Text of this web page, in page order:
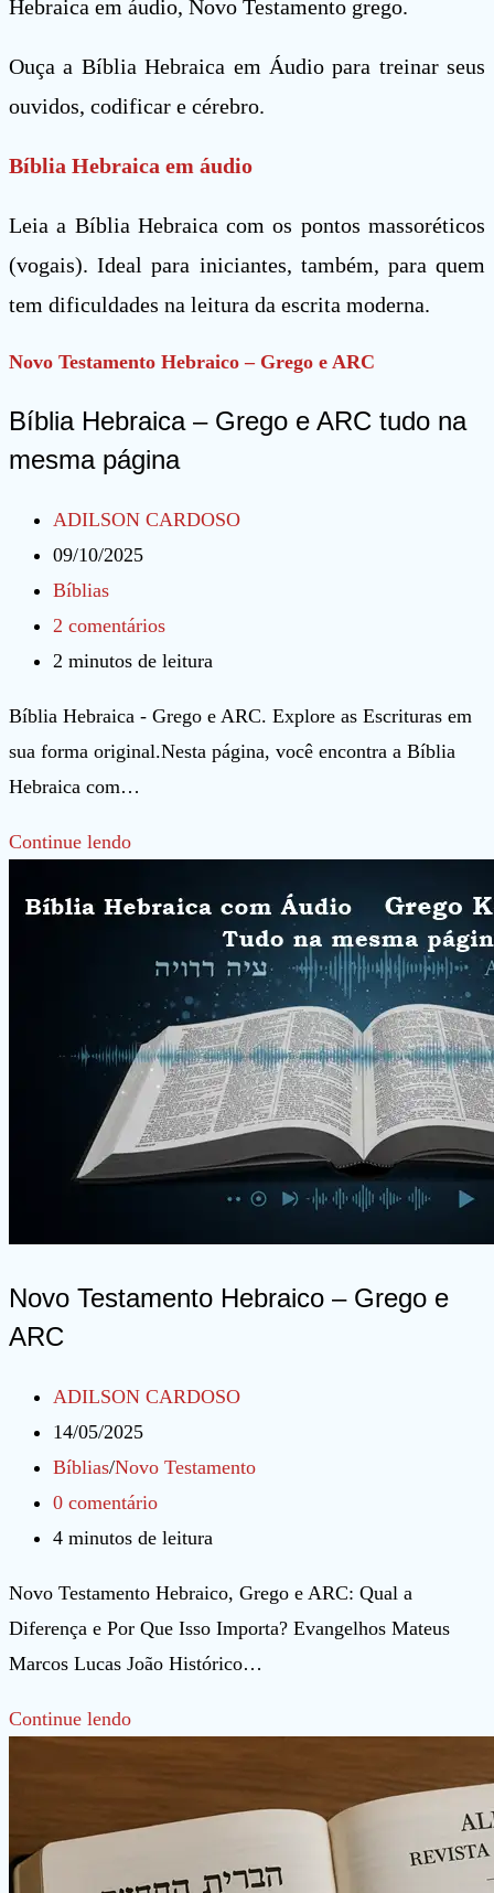
Hebraica em áudio, Novo Testamento grego.
Ouça a Bíblia Hebraica em Áudio para treinar seus
ouvidos, codificar e cérebro.
Bíblia Hebraica em áudio
Leia a Bíblia Hebraica com os pontos massoréticos
(vogais). Ideal para iniciantes, também, para quem
tem dificuldades na leitura da escrita moderna.
Novo Testamento Hebraico – Grego e ARC
Bíblia Hebraica – Grego e ARC tudo na
mesma página
Autor
do
post:
ADILSON CARDOSO
Post
publicado:
09/10/2025
Categoria
do
post:
Bíblias
Comentários
do
2 comentários
Tempo
2 minutos de leitura
Bíblia Hebraica - Grego e ARC. Explore as Escrituras em
sua forma original.Nesta página, você encontra a Bíblia
Hebraica com…
Continue lendoBíblia
–
ARC
tudo
na
mesma
página
Novo Testamento Hebraico – Grego e
ARC
Autor
do
post:
ADILSON CARDOSO
Post
publicado:
14/05/2025
Categoria
do
post:
Bíblias/Novo Testamento
Comentários
do
0 comentário
Tempo
leitura:
4 minutos de leitura
Novo Testamento Hebraico, Grego e ARC: Qual a
Diferença e Por Que Isso Importa? Evangelhos Mateus
Marcos Lucas João Histórico…
Continue lendoNovo
–